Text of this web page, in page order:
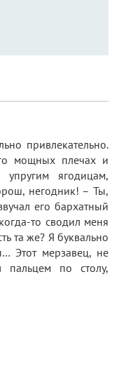
привлекательно.
мощных плечах и
ягодицам,
негодник! – Ты,
его бархатный
то сводил меня
та же? Я буквально
Этот мерзавец, не
пальцем по столу,